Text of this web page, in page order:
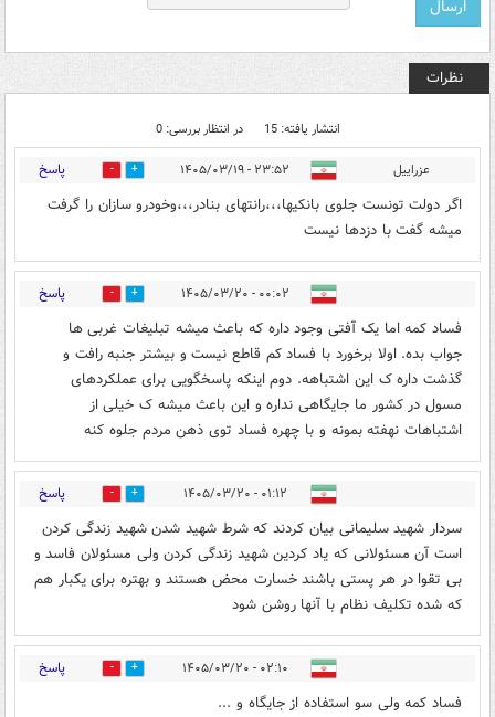
نظرات
انتشار یافته: 15 در انتظار بررسی: 0
عزراییل ۲۳:۵۲ - ۱۴۰۵/۰۳/۱۹ 0 پاسخ
اگر دولت تونست جلوی بانکیها،،،رانتهای بنادر،،،وخودرو سازان را گرفت
میشه گفت با دزدها نیست
۰۰:۰۲ - ۱۴۰۵/۰۳/۲۰ 8 پاسخ
فساد کمه اما یک آفتی وجود داره که باعث میشه تبلیغات غربی ها
جواب بده. اولا برخورد با فساد کم قاطع نیست و بیشتر جنبه رافت و
گذشت داره ک این اشتباهه. دوم اینکه پاسخگویی برای عملکردهای
مسول در کشور ما جایگاهی نداره و این باعث میشه ک خیلی از
اشتباهات نهفته بمونه و با چهره فساد توی ذهن مردم جلوه کنه
۰۱:۱۲ - ۱۴۰۵/۰۳/۲۰ 10 پاسخ
سردار شهید سلیمانی بیان کردند که شرط شهید شدن شهید زندگی کردن
است آن مسئولانی که یاد کردین شهید زندگی کردن ولی مسئولان فاسد و
بی تقوا در هر پستی باشند خسارت محض هستند و بهتره برای یکبار هم
که شده تکلیف نظام با آنها روشن شود
۰۲:۱۰ - ۱۴۰۵/۰۳/۲۰ 0 پاسخ
فساد کمه ولی سو استفاده از جایگاه و ...